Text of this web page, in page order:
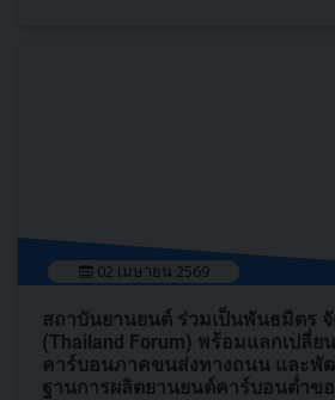
02 เมษายน 2569
สถาบันยานยนต์ ร่วมเป็นพันธมิตร จั
(Thailand Forum) พร้อมแลกเปลี่ย
คาร์บอนภาคขนส่งทางถนน และพั
ฐานการผลิตยานยนต์คาร์บอนต่ำข